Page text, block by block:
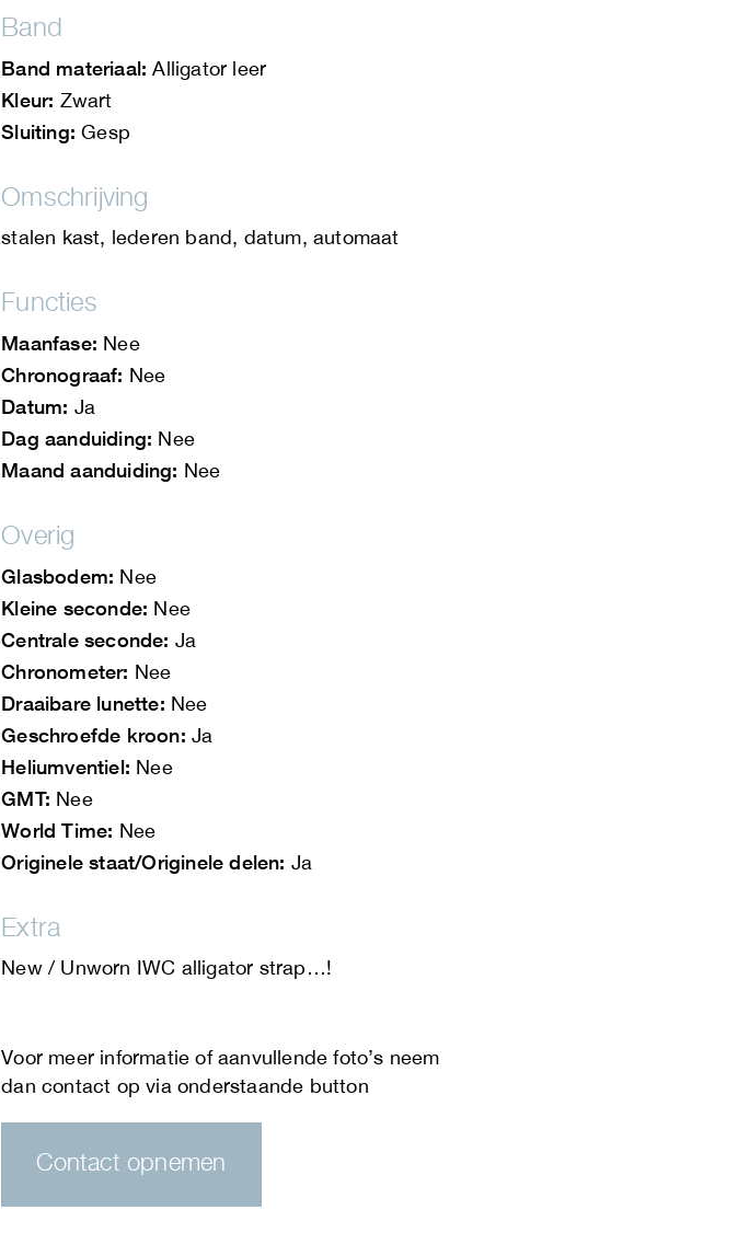
Band
Band materiaal: Alligator leer
Kleur: Zwart
Sluiting: Gesp
Omschrijving
stalen kast, lederen band, datum, automaat
Functies
Maanfase: Nee
Chronograaf: Nee
Datum: Ja
Dag aanduiding: Nee
Maand aanduiding: Nee
Overig
Glasbodem: Nee
Kleine seconde: Nee
Centrale seconde: Ja
Chronometer: Nee
Draaibare lunette: Nee
Geschroefde kroon: Ja
Heliumventiel: Nee
GMT: Nee
World Time: Nee
Originele staat/Originele delen: Ja
Extra
New / Unworn IWC alligator strap…!
Contact opnemen